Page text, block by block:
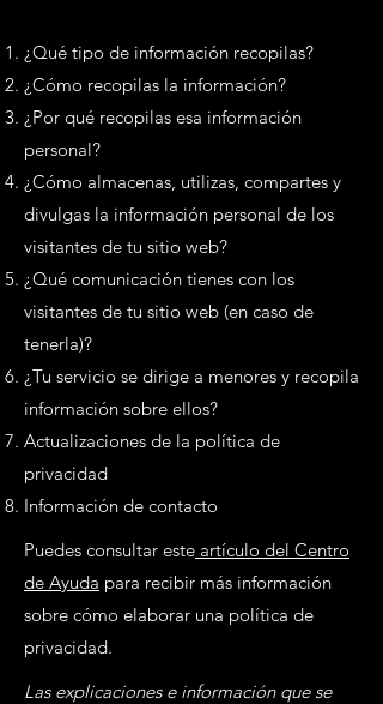
¿Qué tipo de información recopilas?
¿Cómo recopilas la información?
¿Por qué recopilas esa información
personal?
¿Cómo almacenas, utilizas, compartes y
divulgas la información personal de los
visitantes de tu sitio web?
¿Qué comunicación tienes con los
visitantes de tu sitio web (en caso de
tenerla)?
¿Tu servicio se dirige a menores y recopila
información sobre ellos?
Actualizaciones de la política de
privacidad
Información de contacto
Puedes consultar este artículo del Centro
de Ayuda para recibir más información
sobre cómo elaborar una política de
privacidad.
Las explicaciones e información que se